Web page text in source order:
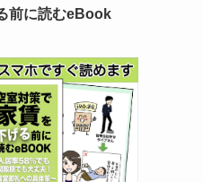
前に読むeBook